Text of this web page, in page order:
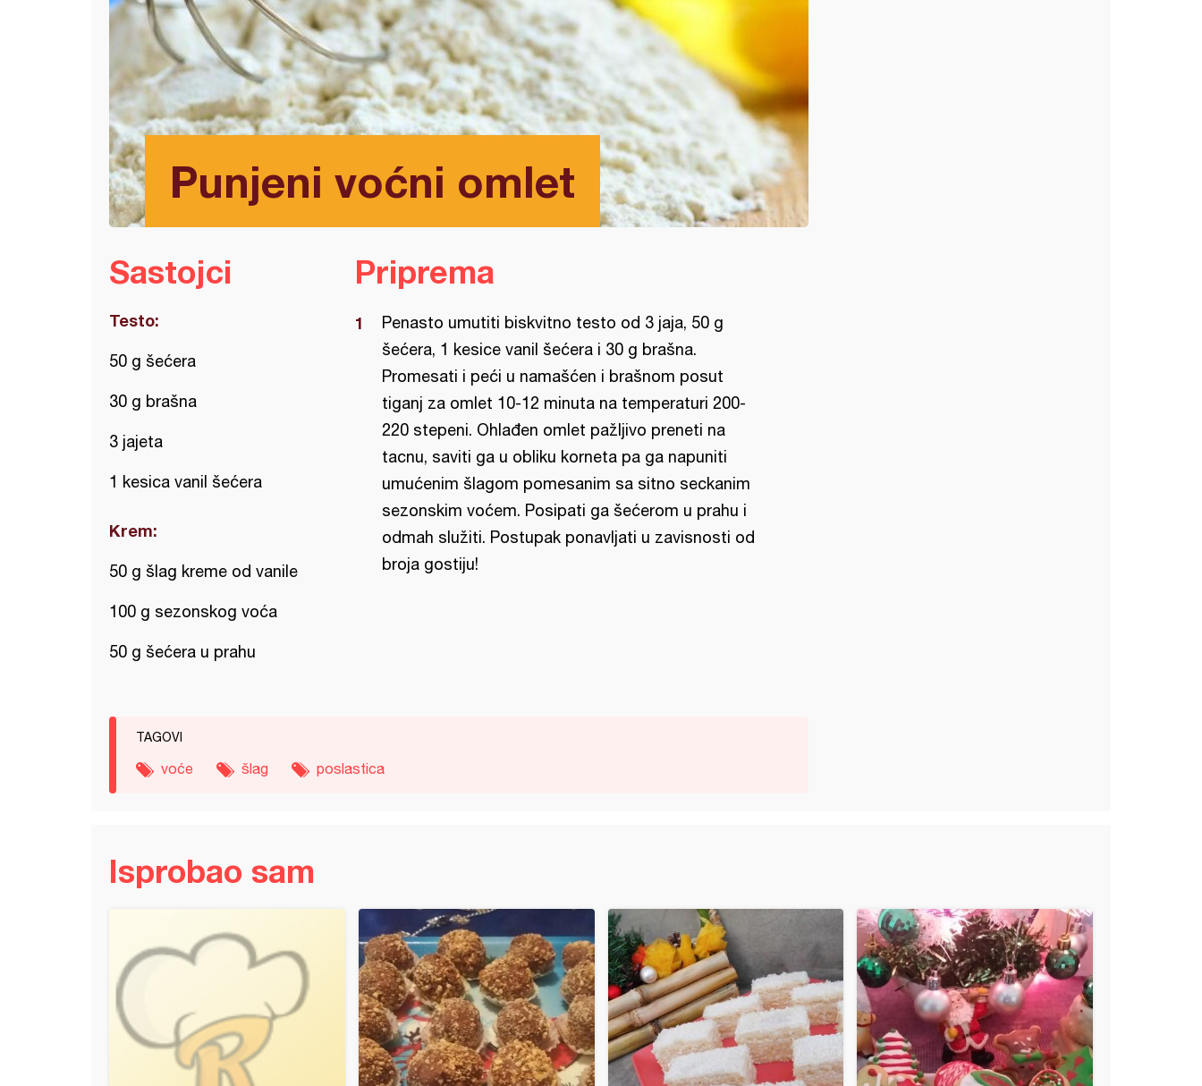
Punjeni voćni omlet
Sastojci
Testo:
50 g šećera
30 g brašna
3 jajeta
1 kesica vanil šećera
Krem:
50 g šlag kreme od vanile
100 g sezonskog voća
50 g šećera u prahu
Priprema
Penasto umutiti biskvitno testo od 3 jaja, 50 g
šećera, 1 kesice vanil šećera i 30 g brašna.
Promesati i peći u namašćen i brašnom posut
tiganj za omlet 10-12 minuta na temperaturi 200-
220 stepeni. Ohlađen omlet pažljivo preneti na
tacnu, saviti ga u obliku korneta pa ga napuniti
umućenim šlagom pomesanim sa sitno seckanim
sezonskim voćem. Posipati ga šećerom u prahu i
odmah služiti. Postupak ponavljati u zavisnosti od
broja gostiju!
TAGOVI
voće šlag poslastica
Isprobao sam